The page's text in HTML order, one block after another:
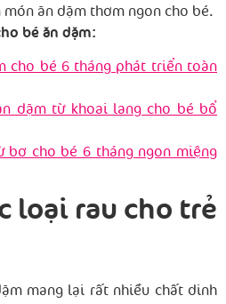
ăn dặm thơm ngon cho bé.
bé ăn dặm:
cho bé 6 tháng phát triển toàn
dặm từ khoai lang cho bé bổ
bơ cho bé 6 tháng ngon miệng
loại rau cho trẻ
mang lại rất nhiều chất dinh